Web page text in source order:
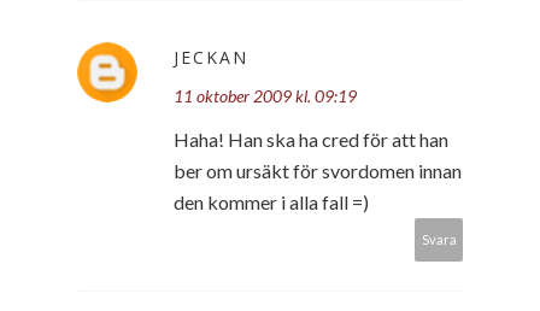
JECKAN
11 oktober 2009 kl. 09:19
Haha! Han ska ha cred för att han
ber om ursäkt för svordomen innan
den kommer i alla fall =)
Svara